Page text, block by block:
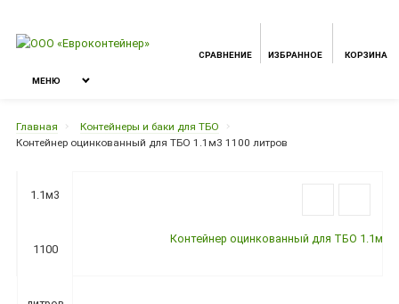
СРАВНЕНИЕ ИЗБРАННОЕ КОРЗИНА
МЕНЮ
Главная
Контейнеры и баки для ТБО
Контейнер оцинкованный для ТБО 1.1м3 1100 литров